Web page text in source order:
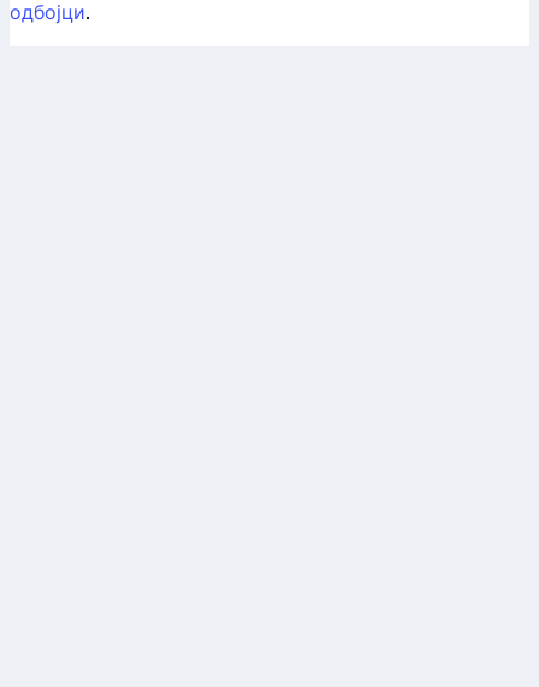
одбојци.